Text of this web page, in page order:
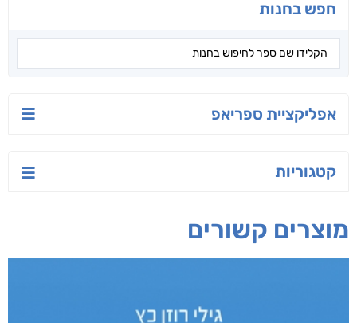
שלמה־סולי ענף ג'וליה שניידר